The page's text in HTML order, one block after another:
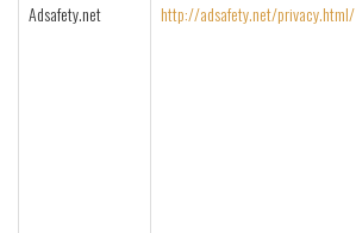
Adsafety.net http://adsafety.net/privacy.html/